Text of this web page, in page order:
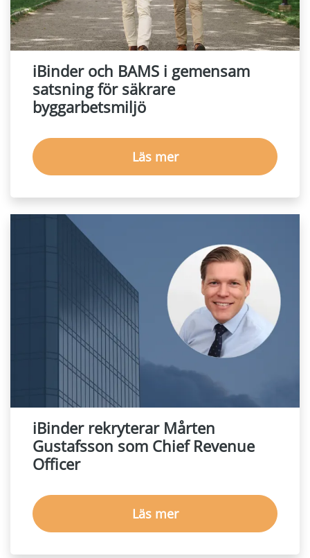
iBinder och BAMS i gemensam
satsning för säkrare
byggarbetsmiljö
Läs mer
iBinder rekryterar Mårten
Gustafsson som Chief Revenue
Officer
Läs mer